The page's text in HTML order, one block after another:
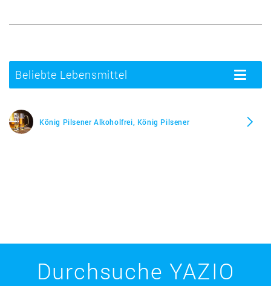
Beliebte Lebensmittel
Toggle
König Pilsener Alkoholfrei, König Pilsener
Durchsuche YAZIO